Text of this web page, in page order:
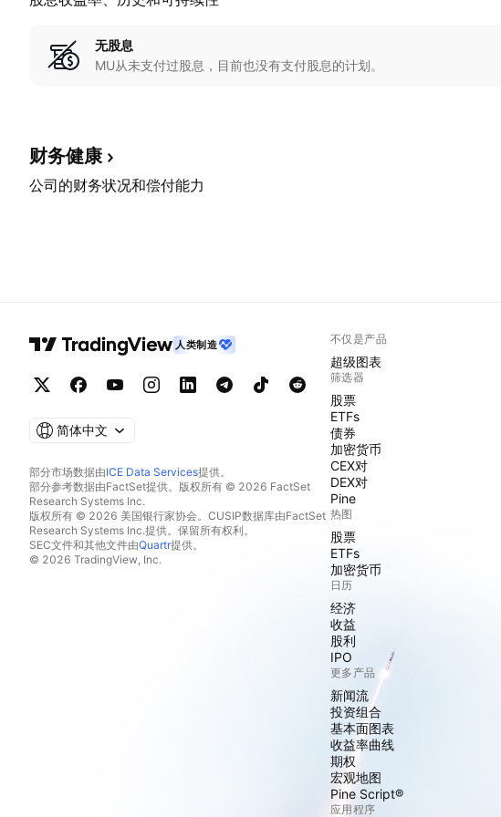
无股息
MU从未支付过股息，目前也没有支付股息的计划。
财务健康
公司的财务状况和偿付能力
人类制造
简体中文
部分市场数据由ICE Data Services提供。
部分参考数据由FactSet提供。版权所有 © 2026 FactSet
Research Systems Inc.
版权所有 © 2026 美国银行家协会。CUSIP数据库由FactSet
Research Systems Inc.提供。保留所有权利。
SEC文件和其他文件由Quartr提供。
© 2026 TradingView, Inc.
不仅是产品
超级图表
筛选器
股票
ETFs
债券
加密货币
CEX对
DEX对
Pine
热图
股票
ETFs
加密货币
日历
经济
收益
股利
IPO
更多产品
新闻流
投资组合
基本面图表
收益率曲线
期权
宏观地图
Pine Script®
应用程序